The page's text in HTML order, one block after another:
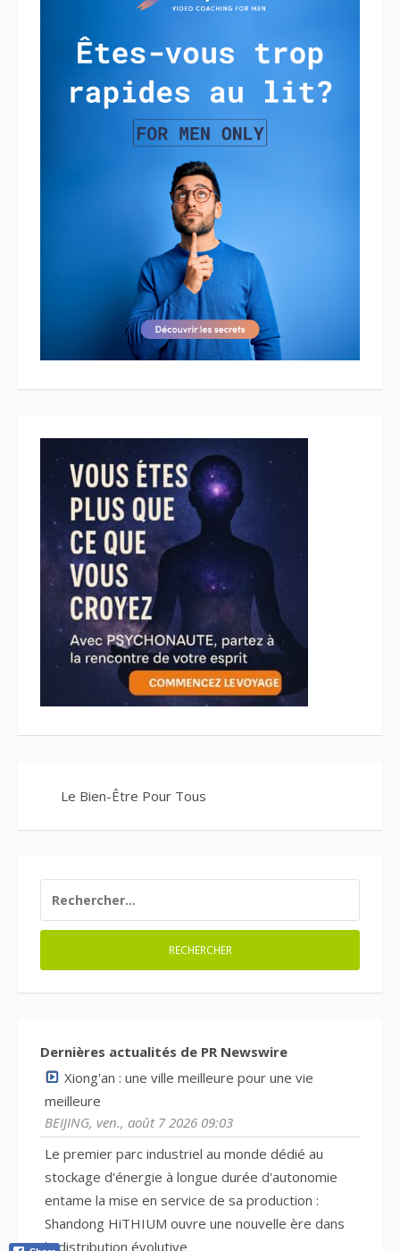
Le Bien-Être Pour Tous
Dernières actualités de PR Newswire
Xiong'an : une ville meilleure pour une vie
meilleure
BEIJING, ven., août 7 2026 09:03
Le premier parc industriel au monde dédié au
stockage d'énergie à longue durée d'autonomie
entame la mise en service de sa production :
Shandong HiTHIUM ouvre une nouvelle ère dans
la distribution évolutive